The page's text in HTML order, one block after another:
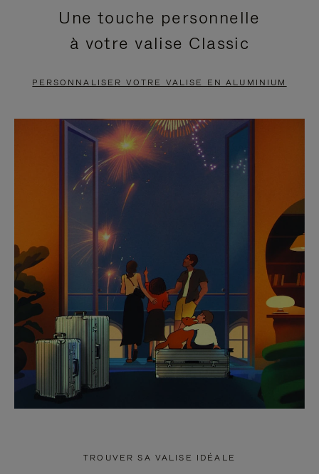
EN
PAUSE,
APPUYEZ
POUR
METTRE
PAUSE
VIDÉO
EST
DÉSACTIVÉ.
CLIQUER
POUR
RÉACTIVER
LE
SON
Une touche personnelle
à votre valise Classic
PERSONNALISER VOTRE VALISE EN ALUMINIUM
TROUVER SA VALISE IDÉALE